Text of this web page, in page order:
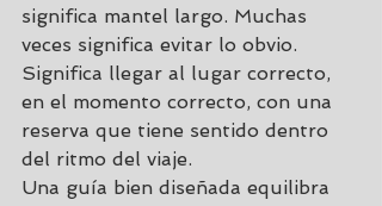
significa mantel largo. Muchas
veces significa evitar lo obvio.
Significa llegar al lugar correcto,
en el momento correcto, con una
reserva que tiene sentido dentro
del ritmo del viaje.
Una guía bien diseñada equilibra